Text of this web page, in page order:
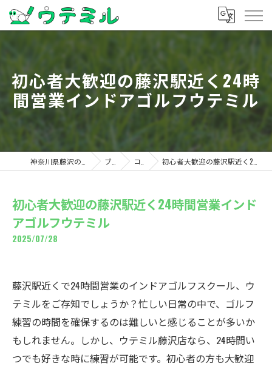
初心者大歓迎の藤沢駅近く24時
間営業インドアゴルフウテミル
ブログ コラム 初心者大歓迎の藤沢駅近く24時間営業インドアゴルフウテミル
初心者大歓迎の藤沢駅近く24時間営業インド
アゴルフウテミル
2025/07/28
藤沢駅近くで24時間営業のインドアゴルフスクール、ウ
テミルをご存知でしょうか？忙しい日常の中で、ゴルフ
練習の時間を確保するのは難しいと感じることが多いか
もしれません。しかし、ウテミル藤沢店なら、24時間い
つでも好きな時に練習が可能です。初心者の方も大歓迎